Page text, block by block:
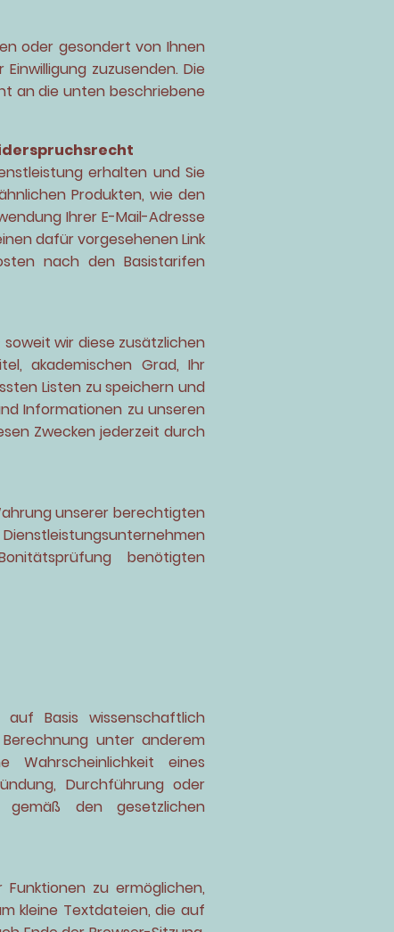
oder gesondert von Ihnen
zuzusenden. Die
an die unten beschriebene
erhalten und Sie
Produkten, wie den
Ihrer E-Mail-Adresse
dafür vorgesehenen Link
nach den Basistarifen
wir diese zusätzlichen
akademischen Grad, Ihr
Listen zu speichern und
Informationen zu unseren
Zwecken jederzeit durch
unserer berechtigten
benötigten
Basis wissenschaftlich
unter anderem
eines
Durchführung oder
gemäß den gesetzlichen
zu ermöglichen,
kleine Textdateien, die auf